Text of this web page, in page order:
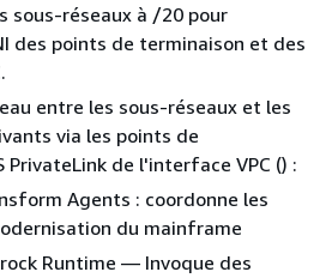
sous-réseaux à /20 pour
des points de terminaison et des
entre les sous-réseaux et les
via les points de
PrivateLink de l'interface VPC () :
Agents : coordonne les
du mainframe
Runtime — Invoque des